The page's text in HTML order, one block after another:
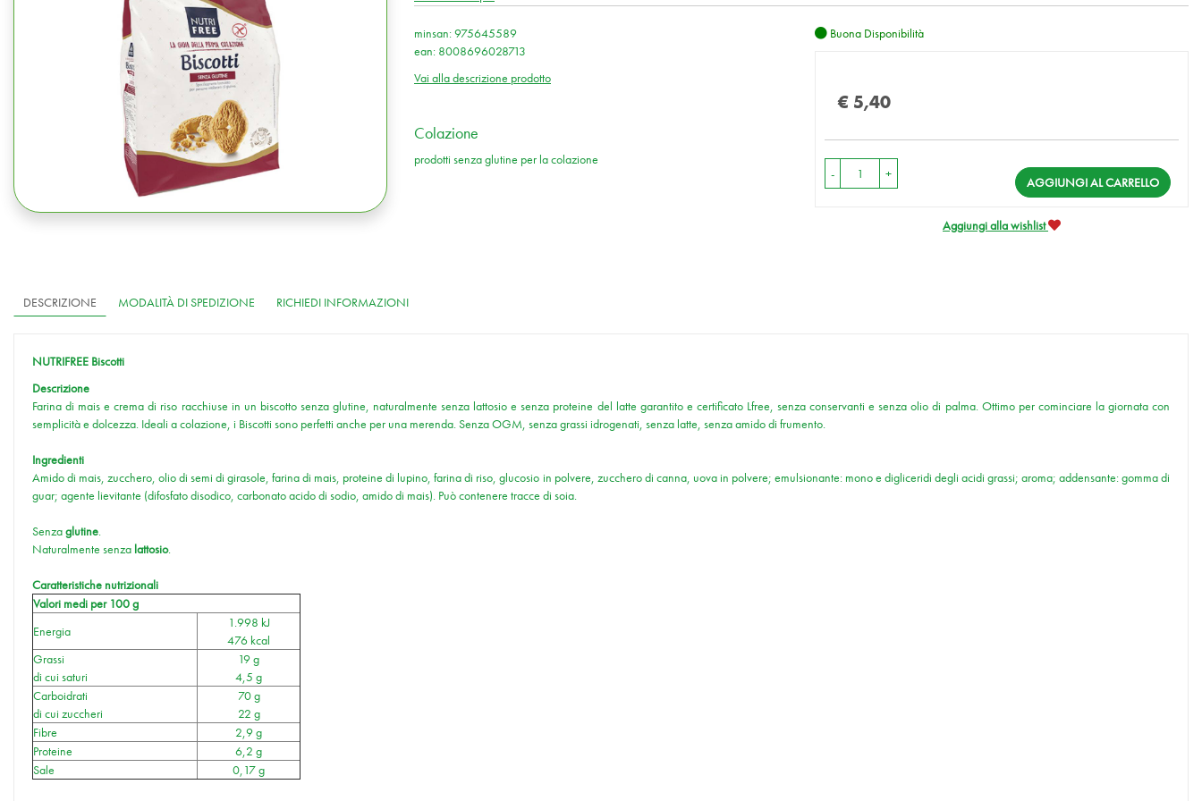
minsan: 975645589
ean: 8008696028713
Vai alla descrizione prodotto
Colazione
prodotti senza glutine per la colazione
Buona Disponibilità
€ 5,40
- +
AGGIUNGI AL CARRELLO
Aggiungi alla wishlist
DESCRIZIONE MODALITÀ DI SPEDIZIONE RICHIEDI INFORMAZIONI
NUTRIFREE Biscotti
Descrizione
Farina di mais e crema di riso racchiuse in un biscotto senza glutine, naturalmente senza lattosio e senza proteine del latte garantito e certificato Lfree, senza conservanti e senza olio di palma. Ottimo per cominciare la giornata con
semplicità e dolcezza. Ideali a colazione, i Biscotti sono perfetti anche per una merenda. Senza OGM, senza grassi idrogenati, senza latte, senza amido di frumento.
Ingredienti
Amido di mais, zucchero, olio di semi di girasole, farina di mais, proteine di lupino, farina di riso, glucosio in polvere, zucchero di canna, uova in polvere; emulsionante: mono e digliceridi degli acidi grassi; aroma; addensante: gomma di
guar; agente lievitante (difosfato disodico, carbonato acido di sodio, amido di mais). Può contenere tracce di soia.
Senzaglutine.
Naturalmente senza lattosio.
Caratteristiche nutrizionali
Valori medi per 100 g
Energia
1.998 kJ
476 kcal
Grassi
di cui saturi
19 g
4,5 g
Carboidrati
di cui zuccheri
70 g
22 g
Fibre
2,9 g
Proteine
6,2 g
Sale
0,17 g